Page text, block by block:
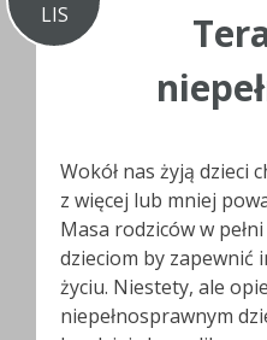
LIS
Wokół nas żyją dzieci
z więcej lub mniej
Masa rodziców w
dzieciom by zapewnić
życiu. Niestety, ale
niepełnosprawnym